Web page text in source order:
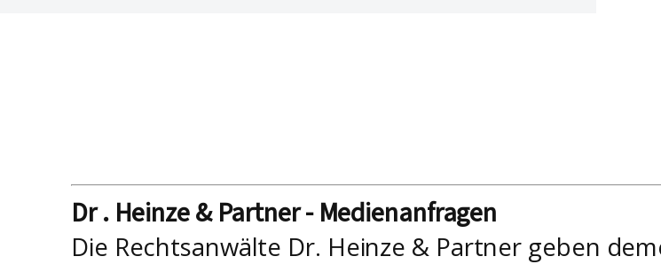
Dr . Heinze & Partner - Medienanfragen
Die Rechtsanwälte Dr. Heinze & Partner geben